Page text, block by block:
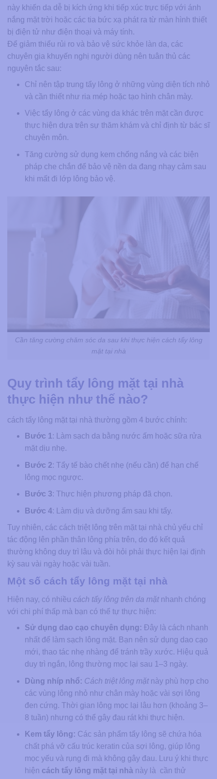
này khiến da dễ bị kích ứng khi tiếp xúc trực tiếp với ánh
nắng mặt trời hoặc các tia bức xạ phát ra từ màn hình thiết
bị điện tử như điện thoại và máy tính.
Để giảm thiểu rủi ro và bảo vệ sức khỏe làn da, các
chuyên gia khuyến nghị người dùng nên tuân thủ các
nguyên tắc sau:
Chỉ nên tập trung tẩy lông ở những vùng diện tích nhỏ
và cần thiết như ria mép hoặc tạo hình chân mày.
Việc tẩy lông ở các vùng da khác trên mặt cần được
thực hiện dựa trên sự thăm khám và chỉ định từ bác sĩ
chuyên môn.
Tăng cường sử dụng kem chống nắng và các biện
pháp che chắn để bảo vệ nền da đang nhạy cảm sau
khi mất đi lớp lông bảo vệ.
Cần tăng cường chăm sóc da sau khi thực hiện cách tẩy lông
mặt tại nhà
Quy trình tẩy lông mặt tại nhà
thực hiện như thế nào?
cách tẩy lông mặt tại nhà​ thường gồm 4 bước chính:
Bước 1: Làm sạch da bằng nước ấm hoặc sữa rửa
mặt dịu nhẹ.
Bước 2: Tẩy tế bào chết nhẹ (nếu cần) để hạn chế
lông mọc ngược.
Bước 3: Thực hiện phương pháp đã chọn.
Bước 4: Làm dịu và dưỡng ẩm sau khi tẩy.
Tuy nhiên, các cách triệt lông trên mặt tại nhà ​chủ yếu chỉ
tác động lên phần thân lông phía trên, do đó kết quả
thường không duy trì lâu và đòi hỏi phải thực hiện lại định
kỳ sau vài ngày hoặc vài tuần.
Một số cách tẩy lông mặt tại nhà
Hiện nay, có nhiều cách tẩy lông trên da mặt​ nhanh chóng
với chi phí thấp mà bạn có thể tự thực hiện:
Sử dụng dao cạo chuyên dụng: Đây là cách nhanh
nhất để làm sạch lông mặt. Bạn nên sử dụng dao cạo
mới, thao tác nhẹ nhàng để tránh trầy xước. Hiệu quả
duy trì ngắn, lông thường mọc lại sau 1–3 ngày.
Dùng nhíp nhổ: Cách triệt lông mặtnày phù hợp cho
các vùng lông nhỏ như chân mày hoặc vài sợi lông
đen cứng. Thời gian lông mọc lại lâu hơn (khoảng 3–
8 tuần) nhưng có thể gây đau rát khi thực hiện.
Kem tẩy lông: Các sản phẩm tẩy lông sẽ chứa hóa
chất phá vỡ cấu trúc keratin của sợi lông, giúp lông
mọc yếu và rụng đi mà không gây đau. Lưu ý khi thực
hiện cách tẩy lông mặt tại nhà ​ này là cần thử